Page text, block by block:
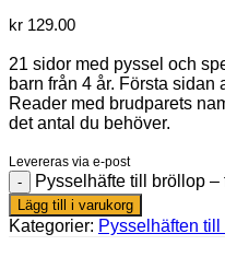
kr 129.00
21 sidor med pyssel och
barn från 4 år. Första
Reader med brudparets
det antal du behöver.
Levereras via e-post
Pysselhäfte till bröllop –
Lägg till i varukorg
Kategorier: Pysselhäften